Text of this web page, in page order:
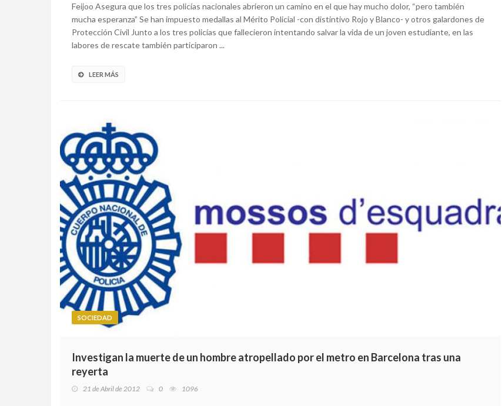
Feijoo Asegura que los tres policías nacionales abrieron un camino en el que hay mucho dolor, “pero también
mucha esperanza” Se han impuesto medallas al Mérito Policial -con distintivo Rojo y Blanco- y otros galardones de
Protección Civil Junto a los tres policías que fallecieron intentando salvar la vida de un joven estudiante, en las
labores de rescate también participaron ...
LEER MÁS
SOCIEDAD
Investigan la muerte de un hombre atropellado por el metro en Barcelona tras una
reyerta
21 de Abril de 2012 0 1096